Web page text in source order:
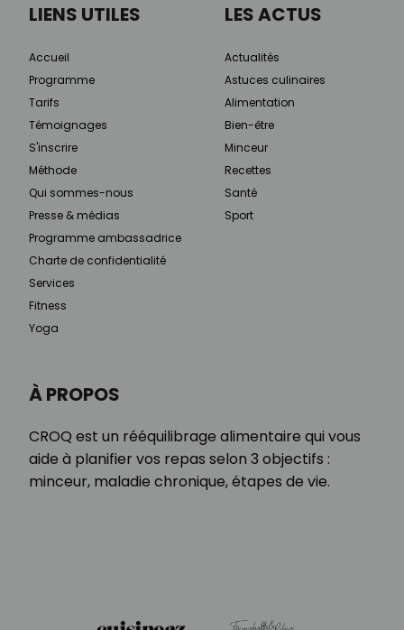
À PROPOS
CROQ est un rééquilibrage alimentaire qui vous
aide à planifier vos repas selon 3 objectifs :
minceur, maladie chronique, étapes de vie.
LIENS UTILES
Accueil
Programme
Tarifs
Témoignages
S'inscrire
Méthode
Qui sommes-nous
Presse & médias
Programme ambassadrice
Charte de confidentialité
Services
Fitness
Yoga
LES ACTUS
Actualités
Astuces culinaires
Alimentation
Bien-être
Minceur
Recettes
Santé
Sport